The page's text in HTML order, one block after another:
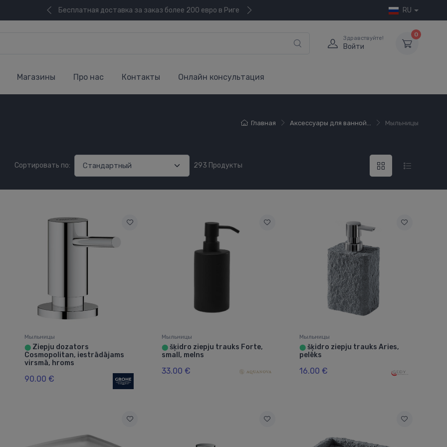
Бесплатная доставка за заказ более 200 евро в Риге RU
Здравствуйте!
Войти
0
Магазины Про нас Контакты Онлайн консультация
Главная Аксессуары для ванной... Мыльницы
Сортировать по: 293 Продукты
Мыльницы
⬤ Ziepju dozators
Cosmopolitan, iestrādājams
virsmā, hroms
90.00 €
Мыльницы
⬤ šķidro ziepju trauks Forte,
small, melns
33.00 €
Мыльницы
⬤šķidro ziepju trauks Aries,
pelēks
16.00 €